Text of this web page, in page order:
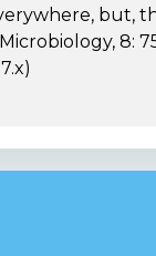
but,
8: